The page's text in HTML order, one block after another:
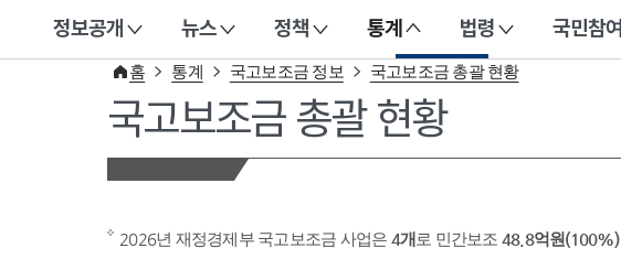
정보공개 뉴스 정책 통계 법령 국민참여
홈 통계 국고보조금 정보 국고보조금 총괄 현황
국고보조금 총괄 현황
2026년 재정경제부 국고보조금 사업은 4개로 민간보조 48.8억원(100%)